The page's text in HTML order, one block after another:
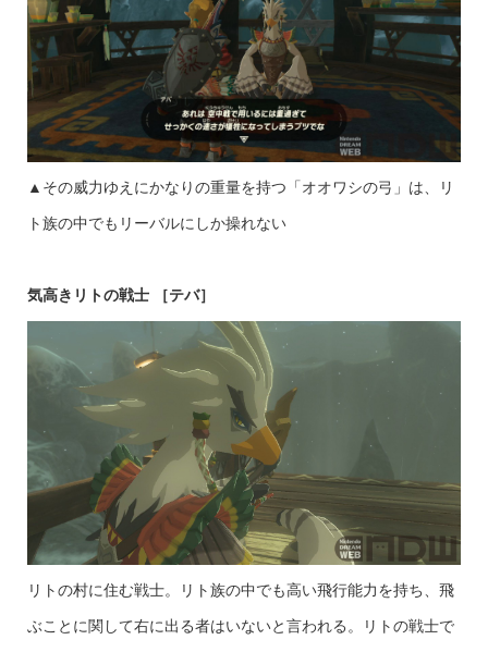
▲その威力ゆえにかなりの重量を持つ「オオワシの弓」は、リ
ト族の中でもリーバルにしか操れない
気高きリトの戦士 ［テバ］
リトの村に住む戦士。リト族の中でも高い飛行能力を持ち、飛
ぶことに関して右に出る者はいないと言われる。リトの戦士で